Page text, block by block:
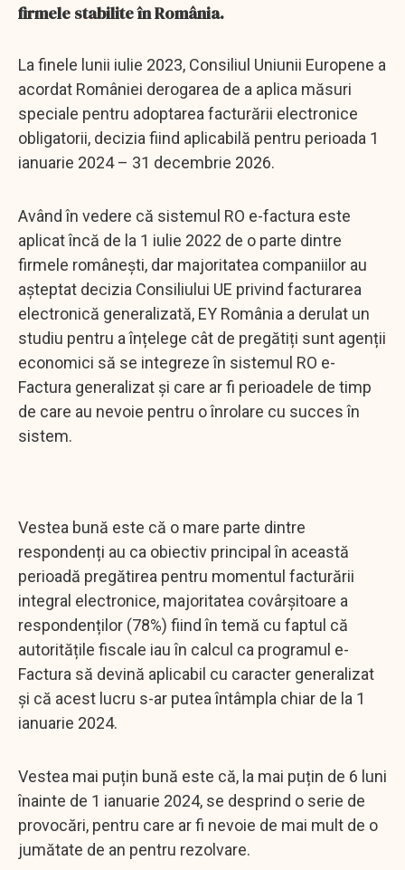
firmele stabilite în România.
La finele lunii iulie 2023, Consiliul Uniunii Europene a
acordat României derogarea de a aplica măsuri
speciale pentru adoptarea facturării electronice
obligatorii, decizia fiind aplicabilă pentru perioada 1
ianuarie 2024 – 31 decembrie 2026.
Având în vedere că sistemul RO e-factura este
aplicat încă de la 1 iulie 2022 de o parte dintre
firmele românești, dar majoritatea companiilor au
așteptat decizia Consiliului UE privind facturarea
electronică generalizată, EY România a derulat un
studiu pentru a înțelege cât de pregătiți sunt agenții
economici să se integreze în sistemul RO e-
Factura generalizat şi care ar fi perioadele de timp
de care au nevoie pentru o înrolare cu succes în
sistem.
Vestea bună este că o mare parte dintre
respondenți au ca obiectiv principal în această
perioadă pregătirea pentru momentul facturării
integral electronice, majoritatea covârșitoare a
respondenților (78%) fiind în temă cu faptul că
autoritățile fiscale iau în calcul ca programul e-
Factura să devină aplicabil cu caracter generalizat
şi că acest lucru s-ar putea întâmpla chiar de la 1
ianuarie 2024.
Vestea mai puțin bună este că, la mai puțin de 6 luni
înainte de 1 ianuarie 2024, se desprind o serie de
provocări, pentru care ar fi nevoie de mai mult de o
jumătate de an pentru rezolvare.